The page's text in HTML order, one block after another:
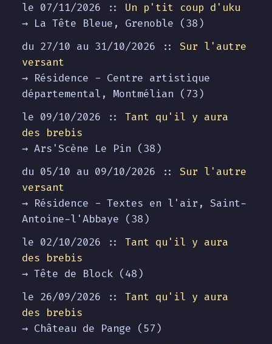
le 07/11/2026 :: Un p'tit coup d'uku
→ La Tête Bleue, Grenoble (38)
du 27/10 au 31/10/2026 :: Sur l'autre
versant
→ Résidence - Centre artistique
départemental, Montmélian (73)
le 09/10/2026 :: Tant qu'il y aura
des brebis
→ Ars'Scène Le Pin (38)
du 05/10 au 09/10/2026 :: Sur l'autre
versant
→ Résidence - Textes en l'air, Saint-
Antoine-l'Abbaye (38)
le 02/10/2026 :: Tant qu'il y aura
des brebis
→ Tête de Block (48)
le 26/09/2026 :: Tant qu'il y aura
des brebis
→ Château de Pange (57)